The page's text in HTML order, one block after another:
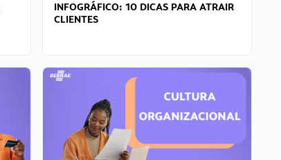
INFOGRÁFICO: 10 DICAS PARA ATRAIR
CLIENTES